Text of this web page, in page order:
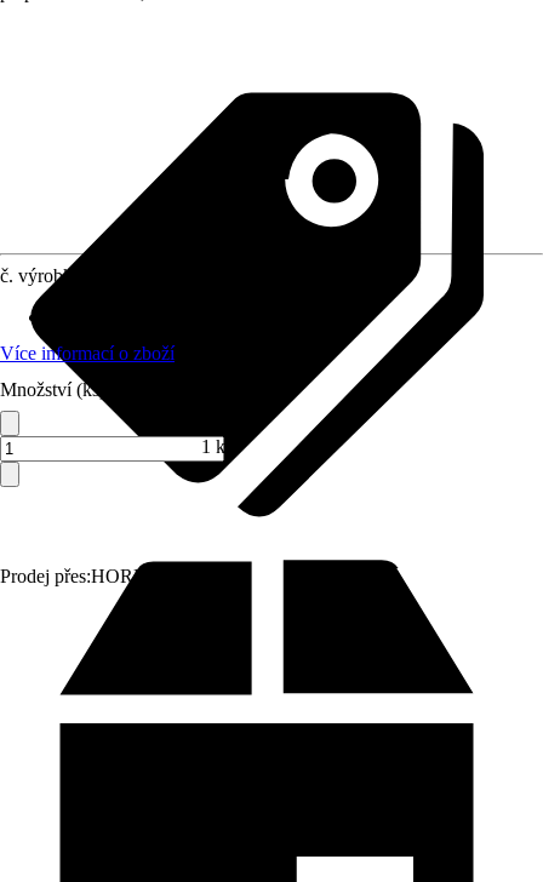
Prodej přes:HORNBACH
č. výrobku
Více informací o zboží
Množství (ks)
1 ks